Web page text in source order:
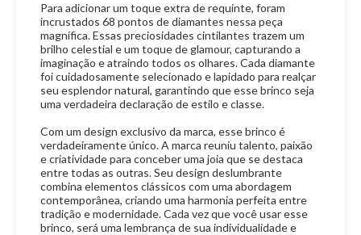
Para adicionar um toque extra de requinte, foram
incrustados 68 pontos de diamantes nessa peça
magnífica. Essas preciosidades cintilantes trazem um
brilho celestial e um toque de glamour, capturando a
imaginação e atraindo todos os olhares. Cada diamante
foi cuidadosamente selecionado e lapidado para realçar
seu esplendor natural, garantindo que esse brinco seja
uma verdadeira declaração de estilo e classe.
Com um design exclusivo da marca, esse brinco é
verdadeiramente único. A marca reuniu talento, paixão
e criatividade para conceber uma joia que se destaca
entre todas as outras. Seu design deslumbrante
combina elementos clássicos com uma abordagem
contemporânea, criando uma harmonia perfeita entre
tradição e modernidade. Cada vez que você usar esse
brinco, será uma lembrança de sua individualidade e